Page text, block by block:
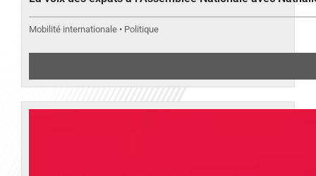
Mobilité internationale • Politique